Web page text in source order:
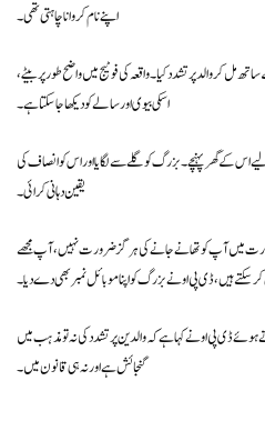
اپنے نام کروانا چاہتی تھی۔
مل کر والد پر تشدد کیا۔ واقعہ کی فوٹیج میں واضح طور پر بیٹے،
اسکی بیوی اور سالے کو دیکھا جاسکتا ہے۔
اس کے گھر پہنچے۔ بزرگ کو گلے سے لگایا اور اس کو انصاف کی
یقین دہانی کرائی۔
میں آپ کو تھانے جانے کی ہرگز ضرورت نہیں، آپ مجھے
سکتے ہیں، ڈی پی او نے بزرگ کو اپنا موبائل نمبر بھی دے دیا۔
ڈی پی او نے کہا ہے کہ والدین پر تشدد کی نہ تو مذہب میں
گنجائش ہے اور نہ ہی قانون میں۔